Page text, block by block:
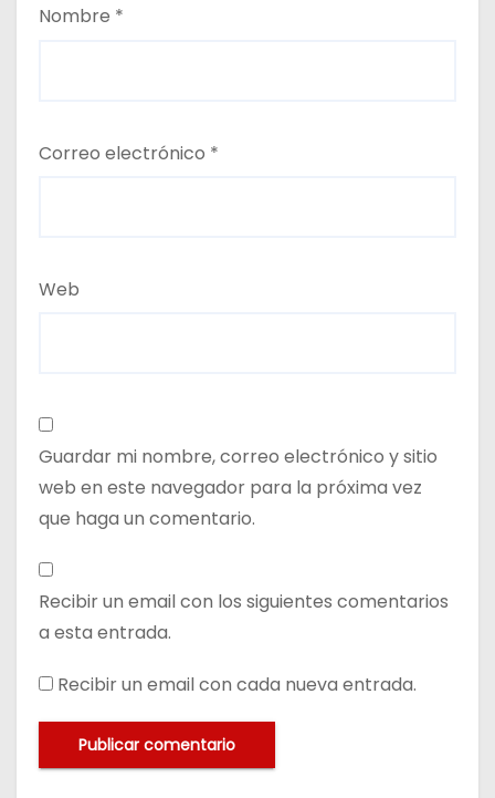
Nombre *
Correo electrónico *
Web
Guardar mi nombre, correo electrónico y sitio
web en este navegador para la próxima vez
que haga un comentario.
Recibir un email con los siguientes comentarios
a esta entrada.
Recibir un email con cada nueva entrada.